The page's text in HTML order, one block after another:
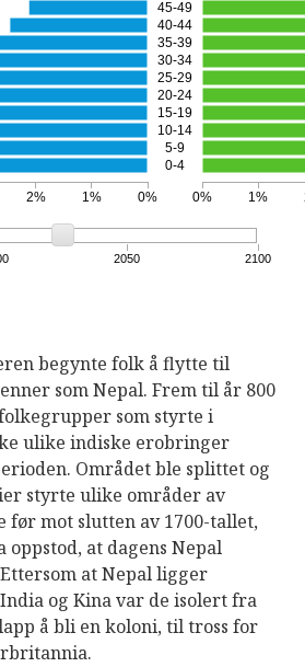
0-4
5-9
10-14
15-19
20-24
25-29
30-34
35-39
40-44
45-49
0%
1%
2% 0% 1%
2050 2100
begynte folk å flytte til
som Nepal. Frem til år 800
som styrte i
ulike indiske erobringer
Området ble splittet og
styrte ulike områder av
før mot slutten av 1700-tallet,
oppstod, at dagens Nepal
at Nepal ligger
og Kina var de isolert fra
å bli en koloni, til tross for